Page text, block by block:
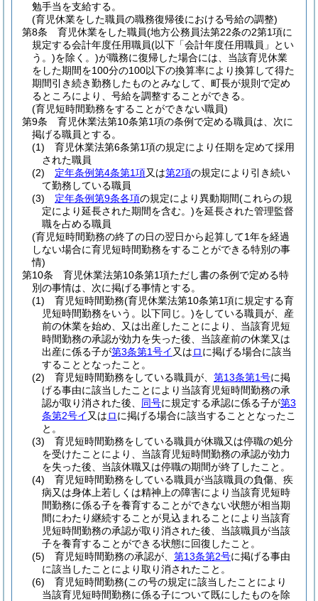
勉手当を支給する。
(育児休業をした職員の職務復帰後における号給の調整)
第8条
育児休業をした職員(地方公務員法第22条の2第1項に
規定する会計年度任用職員(以下「会計年度任用職員」とい
う。)を除く。)が職務に復帰した場合には、当該育児休業
をした期間を100分の100以下の換算率により換算して得た
期間引き続き勤務したものとみなして、町長が規則で定め
るところにより、号給を調整することができる。
(育児短時間勤務をすることができない職員)
第9条
育児休業法第10条第1項の条例で定める職員は、次に
掲げる職員とする。
(1)
育児休業法第6条第1項の規定により任期を定めて採用
された職員
(2)
定年条例第4条第1項又は第2項の規定により引き続い
て勤務している職員
(3)
定年条例第9条各項の規定により異動期間(これらの規
定により延長された期間を含む。)を延長された管理監督
職を占める職員
(育児短時間勤務の終了の日の翌日から起算して1年を経過
しない場合に育児短時間勤務をすることができる特別の事
情)
第10条
育児休業法第10条第1項ただし書の条例で定める特
別の事情は、次に掲げる事情とする。
(1)
育児短時間勤務(育児休業法第10条第1項に規定する育
児短時間勤務をいう。以下同じ。)をしている職員が、産
前の休業を始め、又は出産したことにより、当該育児短
時間勤務の承認が効力を失った後、当該産前の休業又は
出産に係る子が第3条第1号イ 又はロに掲げる場合に該当
することとなったこと。
(2)
育児短時間勤務をしている職員が、 第13条第1号に掲
げる事由に該当したことにより当該育児短時間勤務の承
認が取り消された後、 同号に規定する承認に係る子が第3
条第2号イ 又はロに掲げる場合に該当することとなったこ
と。
(3)
育児短時間勤務をしている職員が休職又は停職の処分
を受けたことにより、当該育児短時間勤務の承認が効力
を失った後、当該休職又は停職の期間が終了したこと。
(4)
育児短時間勤務をしている職員が当該職員の負傷、疾
病又は身体上若しくは精神上の障害により当該育児短時
間勤務に係る子を養育することができない状態が相当期
間にわたり継続することが見込まれることにより当該育
児短時間勤務の承認が取り消された後、当該職員が当該
子を養育することができる状態に回復したこと。
(5)
育児短時間勤務の承認が、 第13条第2号に掲げる事由
に該当したことにより取り消されたこと。
(6)
育児短時間勤務(この号の規定に該当したことにより
当該育児短時間勤務に係る子について既にしたものを除